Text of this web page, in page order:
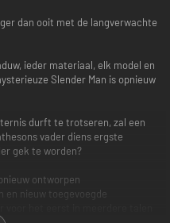
dan ooit met de langverwachte
ieder materiaal, elk model en
Slender Man is opnieuw
durft te trotseren, zal een
vader diens ergste
gek te worden?
ontworpen
nieuw toegevoegde